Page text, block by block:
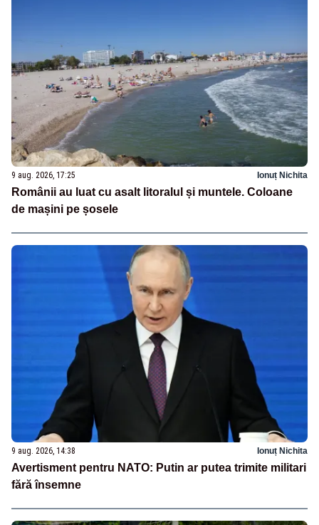
9 aug. 2026, 17:25 Ionuț Nichita
Românii au luat cu asalt litoralul și muntele. Coloane
de mașini pe șosele
9 aug. 2026, 14:38 Ionuț Nichita
Avertisment pentru NATO: Putin ar putea trimite militari
fără însemne